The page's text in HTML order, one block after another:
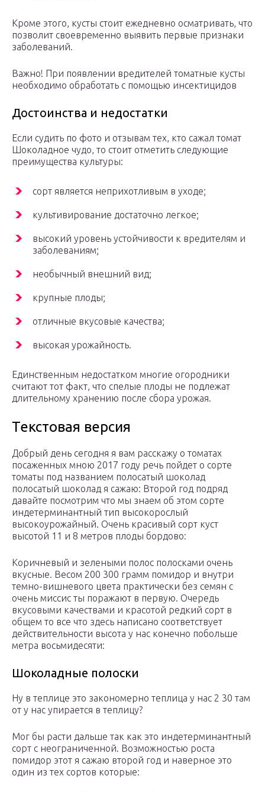
Кроме этого, кусты стоит ежедневно осматривать, что
позволит своевременно выявить первые признаки
заболеваний.
Важно! При появлении вредителей томатные кусты
необходимо обработать с помощью инсектицидов
Достоинства и недостатки
Если судить по фото и отзывам тех, кто сажал томат
Шоколадное чудо, то стоит отметить следующие
преимущества культуры:
сорт является неприхотливым в уходе;
культивирование достаточно легкое;
высокий уровень устойчивости к вредителям и
заболеваниям;
необычный внешний вид;
крупные плоды;
отличные вкусовые качества;
высокая урожайность.
Единственным недостатком многие огородники
считают тот факт, что спелые плоды не подлежат
длительному хранению после сбора урожая.
Текстовая версия
Добрый день сегодня я вам расскажу о томатах
посаженных мною 2017 году речь пойдет о сорте
томаты под названием полосатый шоколад
полосатый шоколад я сажаю: Второй год подряд
давайте посмотрим что мы знаем об этом сорте
индетерминантный тип высокорослый
высокоурожайный. Очень красивый сорт куст
высотой 11 и 8 метров плоды бордово:
Коричневый и зелеными полос полосками очень
вкусные. Весом 200 300 грамм помидор и внутри
темно-вишневого цвета практически без семян с
очень миссис ты поражают в первую. Очередь
вкусовыми качествами и красотой редкий сорт в
общем то все что здесь написано соответствует
действительности высота у нас конечно побольше
метра восьмидесяти:
Шоколадные полоски
Ну в теплице это закономерно теплица у нас 2 30 там
от у нас упирается в теплицу?
Мог бы расти дальше так как это индетерминантный
сорт с неограниченной. Возможностью роста
помидор этот я сажаю второй год и наверное это
один из тех сортов которые: